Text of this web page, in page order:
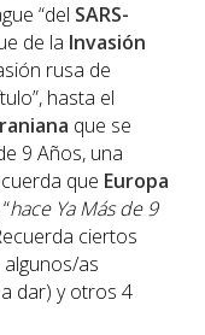
“del SARS-
de la Invasión
rusa de
hasta el
que se
9 Años, una
que Europa
hace Ya Más de 9
ciertos
algunos/as
dar) y otros 4